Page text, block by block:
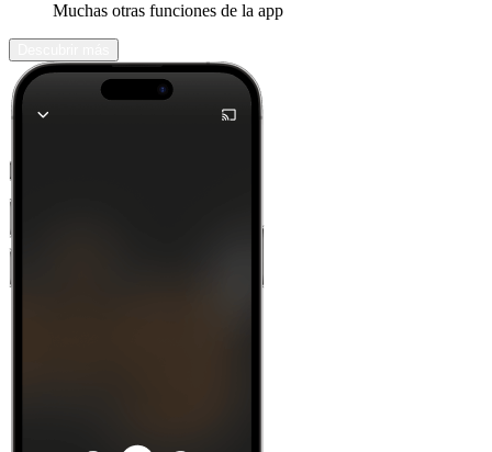
Muchas otras funciones de la app